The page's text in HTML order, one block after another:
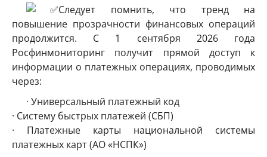
Следует помнить, что тренд на
повышение прозрачности финансовых операций
продолжится. С 1 сентября 2026 года
Росфинмониторинг получит прямой доступ к
информации о платежных операциях, проводимых
через:
· Универсальный платежный код
· Систему быстрых платежей (СБП)
· Платежные карты национальной системы
платежных карт (АО «НСПК»)